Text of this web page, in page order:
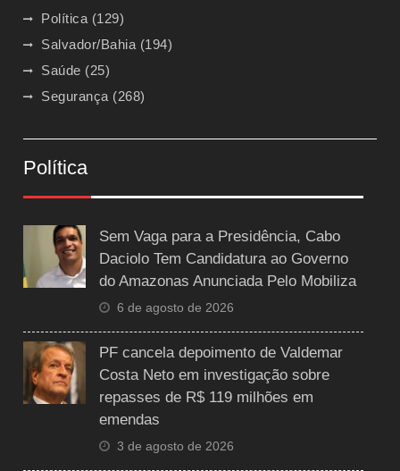
Política (129)
Salvador/Bahia (194)
Saúde (25)
Segurança (268)
Política
Sem Vaga para a Presidência, Cabo
Daciolo Tem Candidatura ao Governo
do Amazonas Anunciada Pelo Mobiliza
6 de agosto de 2026
PF cancela depoimento de Valdemar
Costa Neto em investigação sobre
repasses de R$ 119 milhões em
emendas
3 de agosto de 2026